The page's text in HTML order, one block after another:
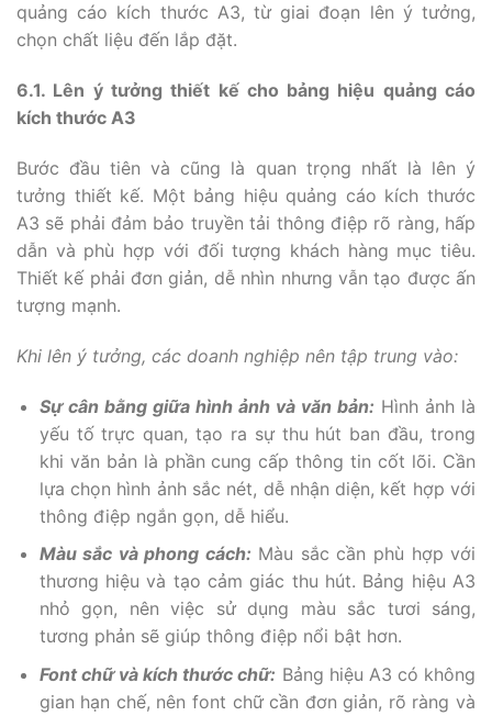
quảng cáo kích thước A3, từ giai đoạn lên ý tưởng,
chọn chất liệu đến lắp đặt.
6.1. Lên ý tưởng thiết kế cho bảng hiệu quảng cáo
kích thước A3
Bước đầu tiên và cũng là quan trọng nhất là lên ý
tưởng thiết kế. Một bảng hiệu quảng cáo kích thước
A3 sẽ phải đảm bảo truyền tải thông điệp rõ ràng, hấp
dẫn và phù hợp với đối tượng khách hàng mục tiêu.
Thiết kế phải đơn giản, dễ nhìn nhưng vẫn tạo được ấn
tượng mạnh.
Khi lên ý tưởng, các doanh nghiệp nên tập trung vào:
Sự cân bằng giữa hình ảnh và văn bản: Hình ảnh là
yếu tố trực quan, tạo ra sự thu hút ban đầu, trong
khi văn bản là phần cung cấp thông tin cốt lõi. Cần
lựa chọn hình ảnh sắc nét, dễ nhận diện, kết hợp với
thông điệp ngắn gọn, dễ hiểu.
Màu sắc và phong cách: Màu sắc cần phù hợp với
thương hiệu và tạo cảm giác thu hút. Bảng hiệu A3
nhỏ gọn, nên việc sử dụng màu sắc tươi sáng,
tương phản sẽ giúp thông điệp nổi bật hơn.
Font chữ và kích thước chữ: Bảng hiệu A3 có không
gian hạn chế, nên font chữ cần đơn giản, rõ ràng và